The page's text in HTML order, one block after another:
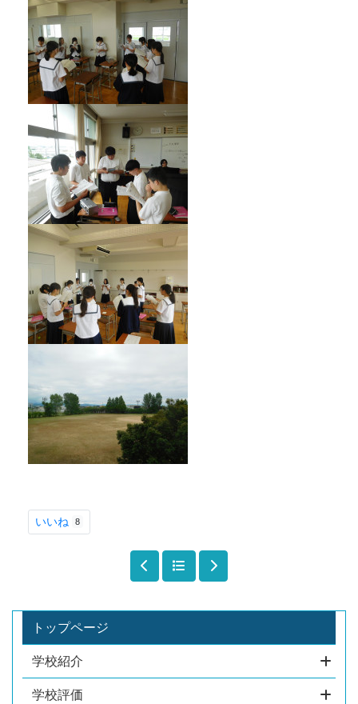
トップページ
学校紹介
学校評価
いいね 8